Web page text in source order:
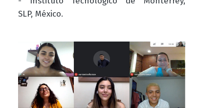
SLP, México.